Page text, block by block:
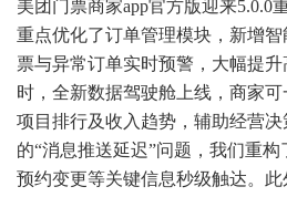
美团门票商家app官方版迎来5.0.0
重点优化了订单管理模块，新增
票与异常订单实时预警，大幅提
时，全新数据驾驶舱上线，商家
项目排行及收入趋势，辅助经营
的“消息推送延迟”问题，我们重构
预约变更等关键信息秒级触达。此